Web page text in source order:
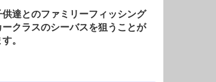
達とのファミリーフィッシング
クラスのシーバスを狙うことが
。